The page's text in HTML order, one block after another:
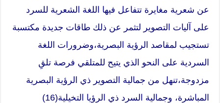
عن شعرية مغايرة تتفاعل فيها اللغة الشعرية للسرد
على آليات التصوير لتثمر عن ذلك طاقات جديدة مكتسبة
تستجيب لمقاصد الرؤية البصرية،وضرورات اللغة
السردية على النحو الذي يتيح للمتلقي فرصة تلقِ
مزدوجة،تنهل من جمالية التصوير ذي الرؤية البصرية
المباشرة، وجمالية السرد ذي الرؤيا التخيلية(16)